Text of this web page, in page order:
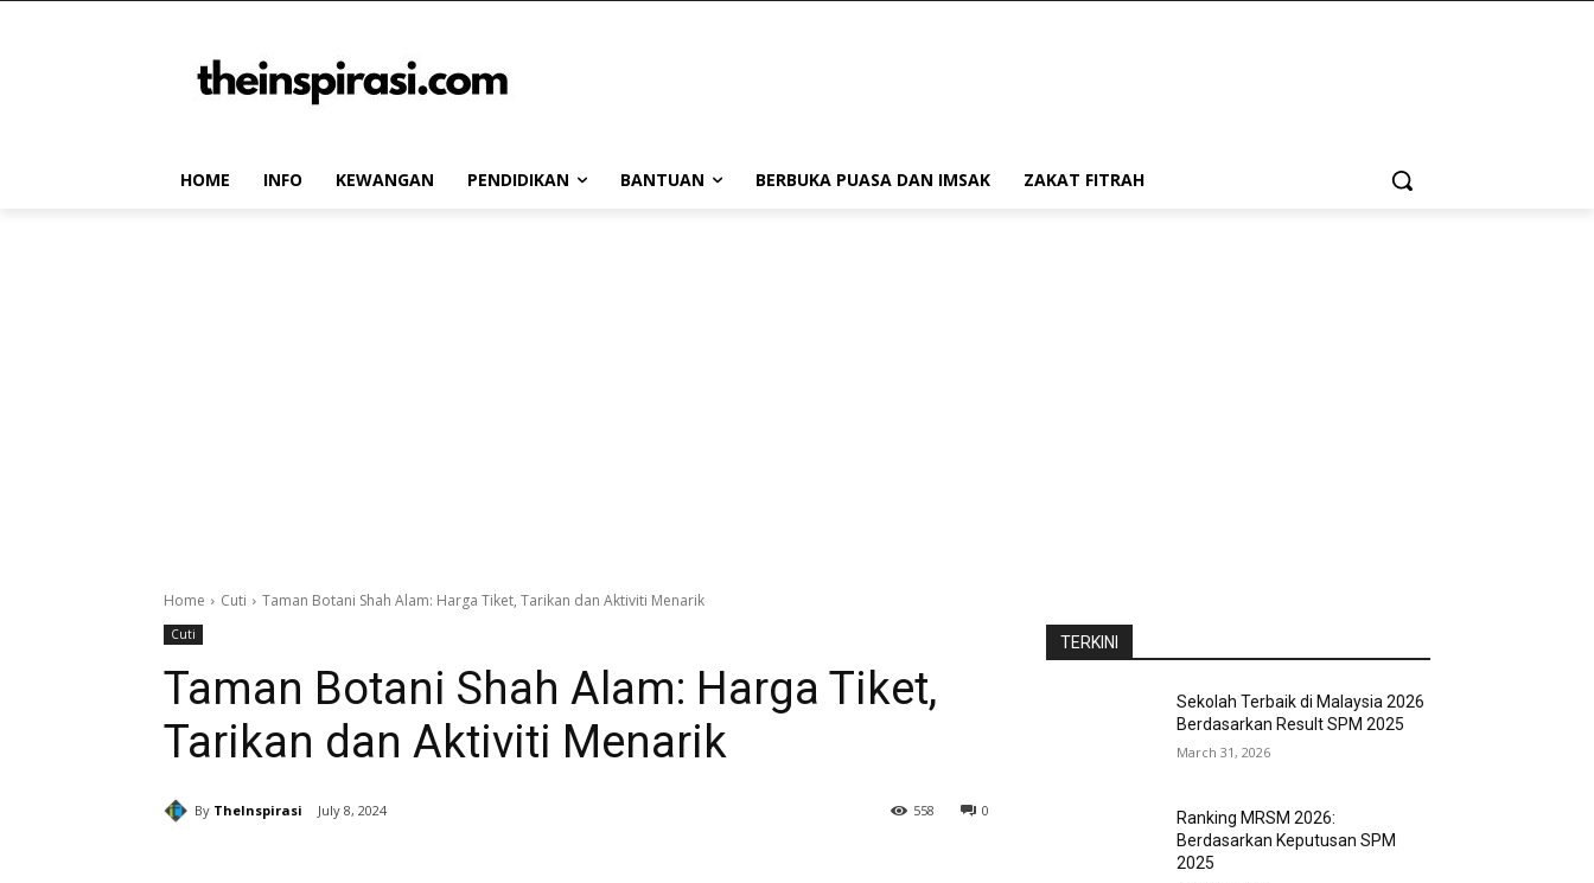
HOME INFO KEWANGAN PENDIDIKAN BANTUAN BERBUKA PUASA DAN IMSAK ZAKAT FITRAH
Home Cuti Taman Botani Shah Alam: Harga Tiket, Tarikan dan Aktiviti Menarik
Cuti
Taman Botani Shah Alam: Harga Tiket,
Tarikan dan Aktiviti Menarik
By TheInspirasi July 8, 2024 0
558
TERKINI
Sekolah Terbaik di Malaysia 2026
Berdasarkan Result SPM 2025
March 31, 2026
Ranking MRSM 2026:
Berdasarkan Keputusan SPM
2025